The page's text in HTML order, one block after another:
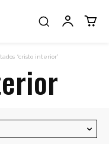
“cristo interior”